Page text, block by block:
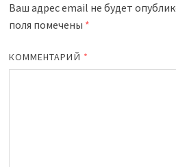
Ваш адрес email не будет
поля помечены *
КОММЕНТАРИЙ *